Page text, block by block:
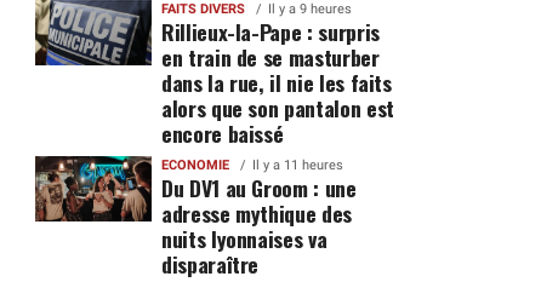
FAITS DIVERS Il y a 9 heures
Rillieux-la-Pape : surpris
en train de se masturber
dans la rue, il nie les faits
alors que son pantalon est
encore baissé
ECONOMIE Il y a 11 heures
Du DV1 au Groom : une
adresse mythique des
nuits lyonnaises va
disparaître